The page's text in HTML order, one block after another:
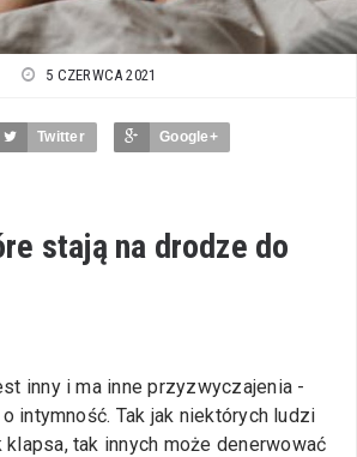
5 CZERWCA 2021
Twitter Google+
stają na drodze do
inny i ma inne przyzwyczajenia -
intymność. Tak jak niektórych ludzi
tak innych może denerwować